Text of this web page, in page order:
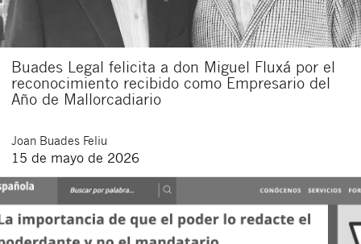
Buades Legal felicita a don Miguel Fluxá por el
reconocimiento recibido como Empresario del
Año de Mallorcadiario
Joan Buades Feliu
15 de mayo de 2026